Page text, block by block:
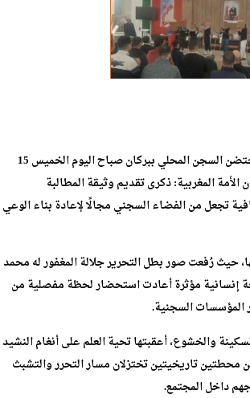
في مشهد وطني بليغ الدلالات، يزاوج بين الذاكرة التاريخية والتعدد الثقافي، احتضن السجن المحلي ببركان صباح اليوم الخميس 15
الأمة المغربية: ذكرى تقديم وثيقة المطالبة
تجعل من الفضاء السجني مجالًا لإعادة بناء الوعي
حيث رُفعت صور بطل التحرير جلالة المغفور له محمد
إنسانية مؤثرة أعادت استحضار لحظة مفصلية من
المؤسسات السجنية.
والخشوع، أعقبتها تحية العلم على أنغام النشيد
محطتين تاريخيتين تختزلان مسار التحرر والتشبث
داخل المجتمع.